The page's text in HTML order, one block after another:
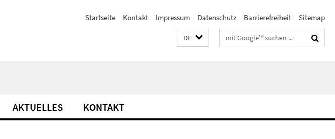
Startseite Kontakt Impressum Datenschutz Barrierefreiheit Sitemap
DE Suchbegriffe
AKTUELLES KONTAKT